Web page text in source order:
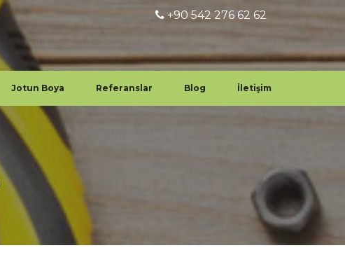
+90 542 276 62 62
Jotun Boya Referanslar Blog İletişim